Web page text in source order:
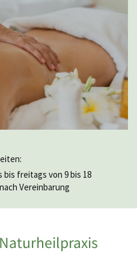
bis freitags von 9 bis 18
Vereinbarung